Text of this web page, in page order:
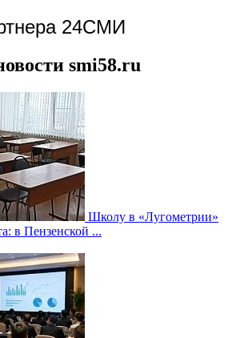
24СМИ
smi58.ru
Школу в «Лугометрии»
в Пензенской ...